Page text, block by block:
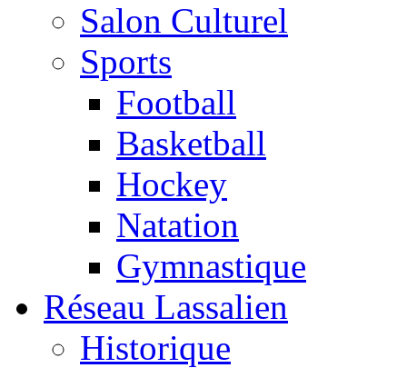
Salon Culturel
Sports
Football
Basketball
Hockey
Natation
Gymnastique
Réseau Lassalien
Historique